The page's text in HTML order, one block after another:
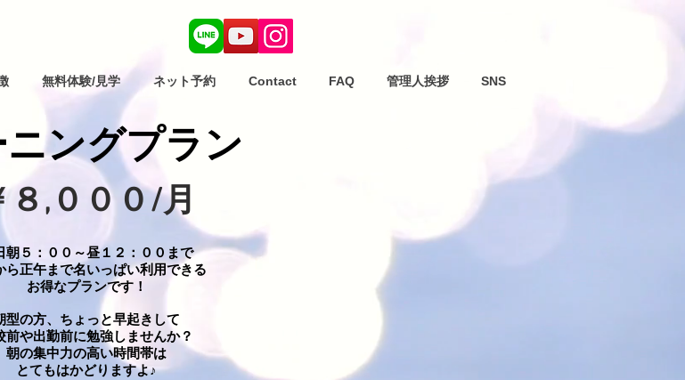
無料体験/見学 ネット予約 Contact FAQ 管理人挨拶 SNS
ングプラン
８,０００/月
朝５：００～昼１２：００まで
ら正午まで名いっぱい利用できる
お得なプランです！
型の方、ちょっと早起きして
前や出勤前に勉強しませんか？
​朝の集中力の高い時間帯は
とてもはかどりますよ♪